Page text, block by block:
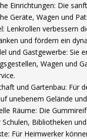
Einrichtungen: Die
Geräte, Wagen und
Lenkrollen verbessern
und fördern ein
und Gastgewerbe: Sie
Wagen und
und Gartenbau: Für
unebenem Gelände
Räume: Die
Bibliotheken
Für Heimwerker